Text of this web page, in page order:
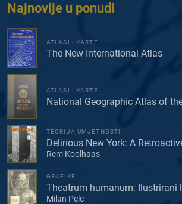
Najnovije u ponudi
ATLASI I KARTE
The New International Atlas
ATLASI I KARTE
National Geographic Atlas of
TEORIJA UMJETNOSTI
Delirious New York: A
Rem Koolhaas
GRAFIKE
Theatrum humanum: Ilustrirani
Milan Pelc